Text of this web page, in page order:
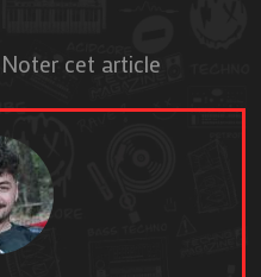
Noter cet article